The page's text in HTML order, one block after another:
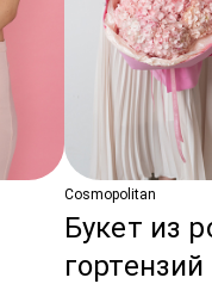
Cosmopolitan
Букет из
гортензий